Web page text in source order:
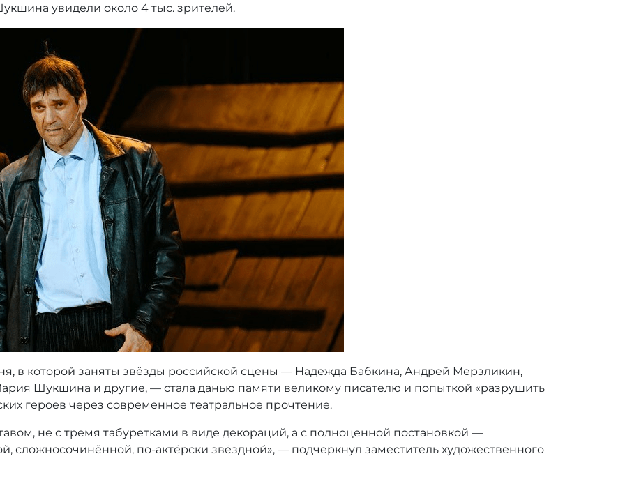
увидели около 4 тыс. зрителей.
в которой заняты звёзды российской сцены — Надежда Бабкина, Андрей Мерзликин,
Шукшина и другие, — стала данью памяти великому писателю и попыткой «разрушить
героев через современное театральное прочтение.
не с тремя табуретками в виде декораций, а с полноценной постановкой —
сложносочинённой, по-актёрски звёздной», — подчеркнул заместитель художественного